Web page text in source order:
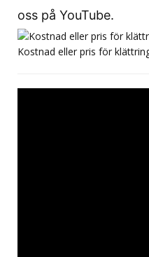
oss på YouTube.
Kostnad eller pris för